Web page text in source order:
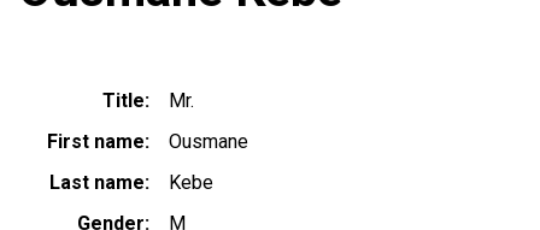
Title
Mr.
First name
Ousmane
Last name
Kebe
Gender
M